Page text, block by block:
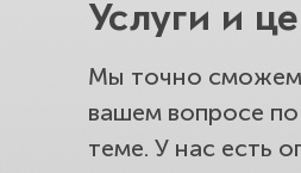
Услуги и
Мы точно
вашем вопросе
теме. У нас есть